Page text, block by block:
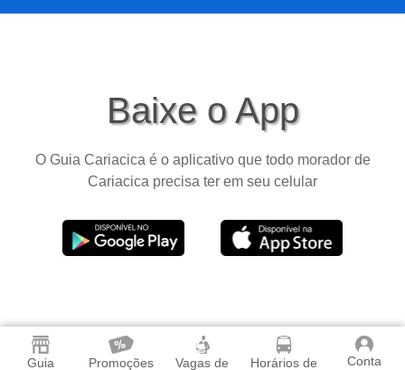
Guia Promoções Vagas de Horários de Conta
Baixe o App
O Guia Cariacica é o aplicativo que todo morador de
Cariacica precisa ter em seu celular